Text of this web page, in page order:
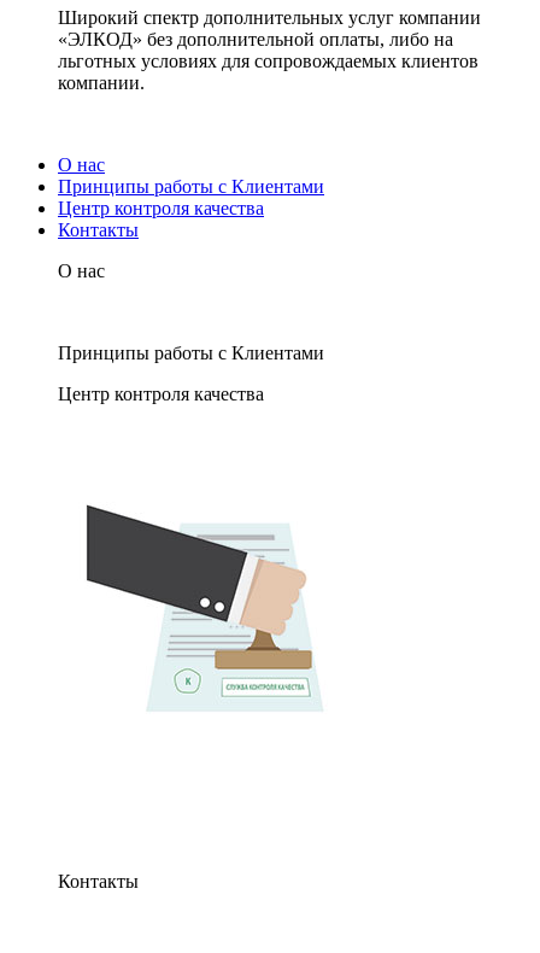
Широкий спектр дополнительных услуг компании
«ЭЛКОД» без дополнительной оплаты, либо на
льготных условиях для сопровождаемых клиентов
компании.
О нас
Принципы работы с Клиентами
Центр контроля качества
Контакты
О нас
Принципы работы с Клиентами
Центр контроля качества
Контакты